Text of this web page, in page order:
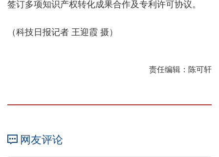
签订多项知识产权转化成果合作及专利许可协议。
（科技日报记者 王迎霞 摄）
责任编辑：陈可轩
网友评论